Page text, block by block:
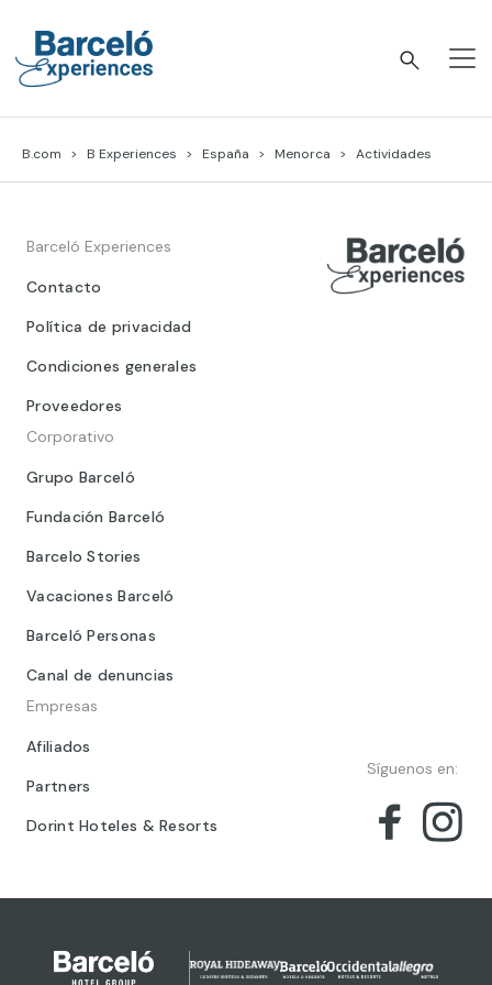
content
B.com B Experiences España Menorca Actividades
Barceló Experiences
Contacto
Política de privacidad
Condiciones generales
Proveedores
Corporativo
Grupo Barceló
Fundación Barceló
Barcelo Stories
Vacaciones Barceló
Barceló Personas
Canal de denuncias
Empresas
Afiliados
Partners
Dorint Hoteles & Resorts
Síguenos en: